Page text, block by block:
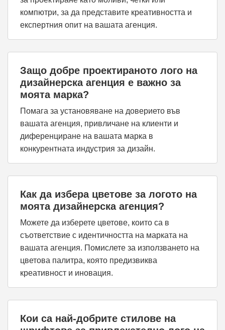
компютри, за да представите креативността и
експертния опит на вашата агенция.
Защо добре проектираното лого на
дизайнерска агенция е важно за
моята марка?
Помага за установяване на доверието във
вашата агенция, привличане на клиенти и
диференциране на вашата марка в
конкурентната индустрия за дизайн.
Как да избера цветове за логото на
моята дизайнерска агенция?
Можете да изберете цветове, които са в
съответствие с идентичността на марката на
вашата агенция. Помислете за използването на
цветова палитра, която предизвиква
креативност и иновация.
Кои са най-добрите стилове на